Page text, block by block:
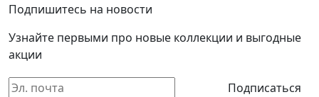
Подпишитесь на новости
Узнайте первыми про новые коллекции и выгодные
акции
Подписаться